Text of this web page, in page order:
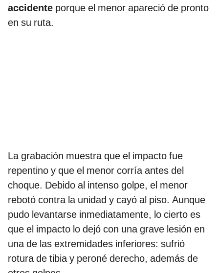
accidente porque el menor apareció de pronto
en su ruta.
La grabación muestra que el impacto fue
repentino y que el menor corría antes del
choque. Debido al intenso golpe, el menor
rebotó contra la unidad y cayó al piso. Aunque
pudo levantarse inmediatamente, lo cierto es
que el impacto lo dejó con una grave lesión en
una de las extremidades inferiores: sufrió
rotura de tibia y peroné derecho, además de